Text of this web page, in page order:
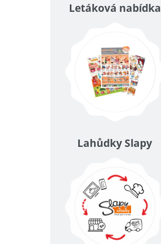
Letáková nabídka
Lahůdky Slapy